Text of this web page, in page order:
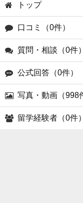
トップ
口コミ（0件）
質問・相談（0件）
公式回答（0件）
写真・動画（998
留学経験者（0件）